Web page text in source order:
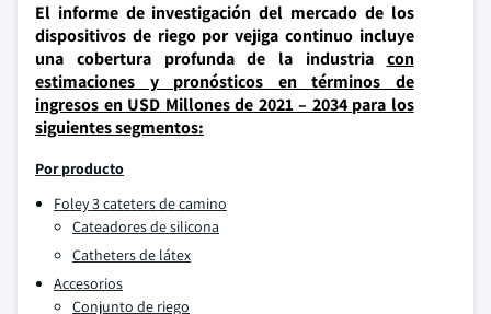
El informe de investigación del mercado de los
dispositivos de riego por vejiga continuo incluye
una cobertura profunda de la industria con
estimaciones y pronósticos en términos de
ingresos en USD Millones de 2021 – 2034 para los
siguientes segmentos:
Por producto
Foley 3 cateters de camino
Cateadores de silicona
Catheters de látex
Accesorios
Conjunto de riego